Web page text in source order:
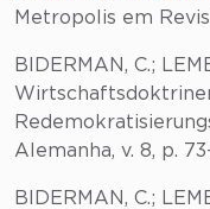
Metropolis em
BIDERMAN, C.;
Alemanha, v. 8, p.
BIDERMAN, C.;